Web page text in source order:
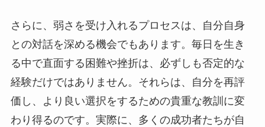
さらに、弱さを受け入れるプロセスは、自分自身
との対話を深める機会でもあります。毎日を生き
る中で直面する困難や挫折は、必ずしも否定的な
経験だけではありません。それらは、自分を再評
価し、より良い選択をするための貴重な教訓に変
わり得るのです。実際に、多くの成功者たちが自